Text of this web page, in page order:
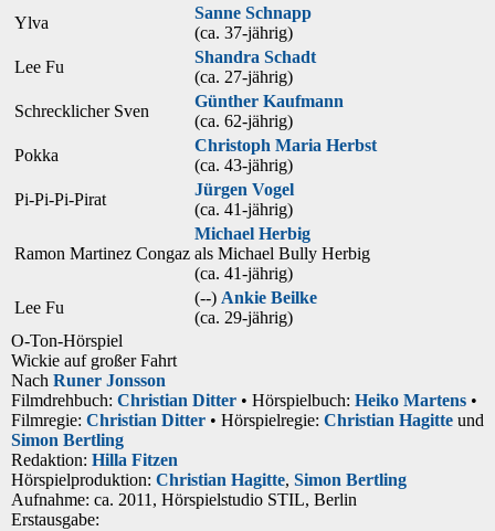
Ylva
Sanne Schnapp
(ca. 37‑jährig)
Lee Fu
Shandra Schadt
(ca. 27‑jährig)
Schrecklicher Sven
Günther Kaufmann
(ca. 62‑jährig)
Pokka
Christoph Maria Herbst
(ca. 43‑jährig)
Pi-Pi-Pi-Pirat
Jürgen Vogel
(ca. 41‑jährig)
Ramon Martinez Congaz
Michael Herbig
als Michael Bully Herbig
(ca. 41‑jährig)
Lee Fu
(--) Ankie Beilke
(ca. 29‑jährig)
O-Ton-Hörspiel
Wickie auf großer Fahrt
Nach Runer Jonsson
Filmdrehbuch: Christian Ditter • Hörspielbuch: Heiko Martens •
Filmregie: Christian Ditter • Hörspielregie: Christian Hagitte und
Simon Bertling
Redaktion: Hilla Fitzen
Hörspielproduktion: Christian Hagitte, Simon Bertling
Aufnahme: ca. 2011, Hörspielstudio STIL, Berlin
Erstausgabe: